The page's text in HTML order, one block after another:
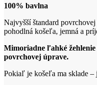
100% bavlna
Najvyšší štandard
pohodlná košeľa, jemná a
Mimoriadne ľahké
povrchovej úprave.
Pokiaľ je košeľa ma sklade –